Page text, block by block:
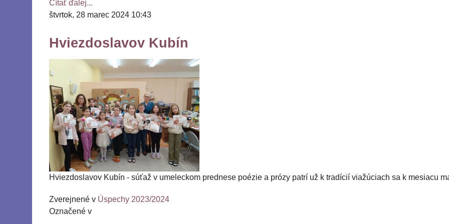
Čítať ďalej...
štvrtok, 28 marec 2024 10:43
Hviezdoslavov Kubín
Hviezdoslavov Kubín - súťaž v umeleckom prednese poézie a prózy patrí už k tradícií viažúciach sa k mesiacu
Zverejnené v Úspechy 2023/2024
Označené v